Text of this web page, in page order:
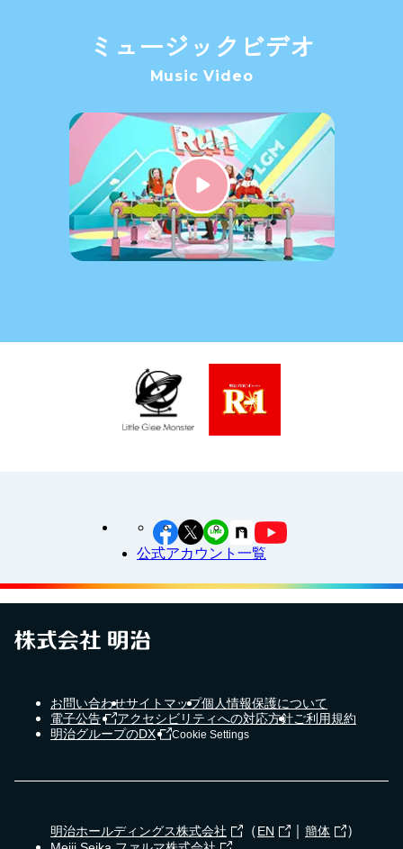
ミュージックビデオ
Music Video
公式アカウント一覧
お問い合わせサイトマップ個人情報保護について
電子公告
アクセシビリティへの対応方針ご利用規約
明治グループのDX
Cookie Settings
明治ホールディングス株式会社 （EN 簡体 ）